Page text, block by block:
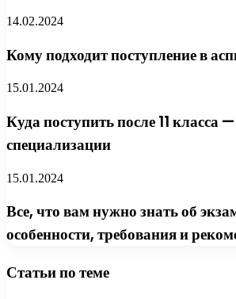
14.02.2024
Кому подходит поступление в
15.01.2024
Куда поступить после 11 класса
специализации
15.01.2024
Все, что вам нужно знать об
особенности, требования и
Статьи по теме